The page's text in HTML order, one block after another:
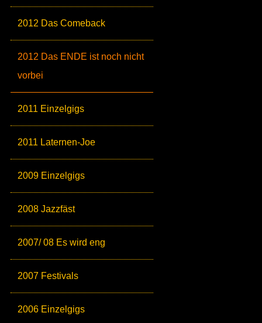
2012 Das Comeback
2012 Das ENDE ist noch nicht
vorbei
2011 Einzelgigs
2011 Laternen-Joe
2009 Einzelgigs
2008 Jazzfäst
2007/ 08 Es wird eng
2007 Festivals
2006 Einzelgigs